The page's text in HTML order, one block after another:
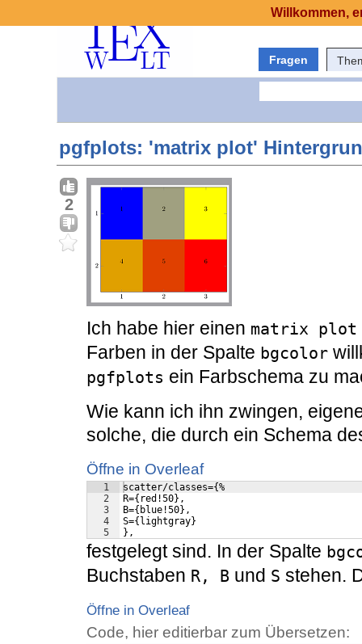
Fragen
pgfplots: 'matrix plot'
2
Ich habe hier einen matrix plot
Farben in der Spalte bgcolor
pgfplots ein Farbschema zu
Wie kann ich ihn zwingen,
solche, die durch ein Schema
Öffne in Overleaf
1
2
3
4
5
scatter/classes={%
R={red!50},
B={blue!50},
S={lightgray}
},
festgelegt sind. In der Spalte
Buchstaben R, B und S stehen.
Öffne in Overleaf
Code, hier editierbar zum Übersetzen:
Willkommen,